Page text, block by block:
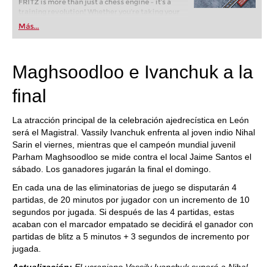
FRITZ is more than just a chess engine – it’s a
training revolution! Whether you’re taking your
first steps into the world of club chess, or already
playing at a tournament level: with FRITZ, you can
train more efficiently, intelligently and with a
Más...
Maghsoodloo e Ivanchuk a la
final
La atracción principal de la celebración ajedrecística en León
será el Magistral. Vassily Ivanchuk enfrenta al joven indio Nihal
Sarin el viernes, mientras que el campeón mundial juvenil
Parham Maghsoodloo se mide contra el local Jaime Santos el
sábado. Los ganadores jugarán la final el domingo.
En cada una de las eliminatorias de juego se disputarán 4
partidas, de 20 minutos por jugador con un incremento de 10
segundos por jugada. Si después de las 4 partidas, estas
acaban con el marcador empatado se decidirá el ganador con
partidas de blitz a 5 minutos + 3 segundos de incremento por
jugada.